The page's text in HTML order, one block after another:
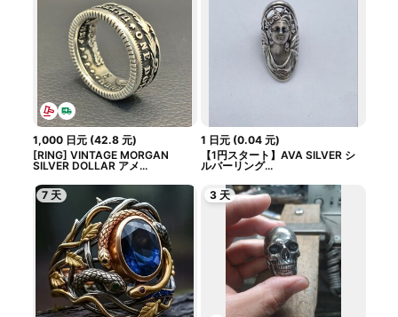
1,000 日元(42.8 元)
[RING] VINTAGE MORGAN
SILVER DOLLAR アメ...
1 日元 (0.04 元)
【1円スタート】AVA SILVER シ
ルバーリング...
7 天 3 天